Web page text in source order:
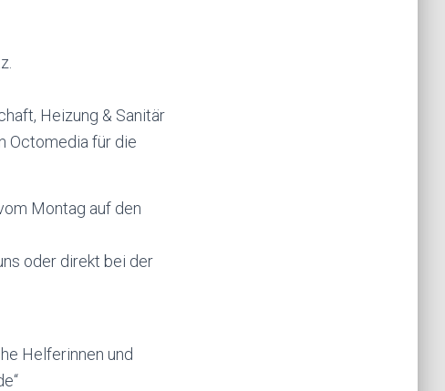
Heizung & Sanitär
Octomedia für die
Montag auf den
oder direkt bei der
Helferinnen und